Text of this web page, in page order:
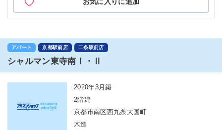
お気に入りに追加
アパート 京都駅前店 二条駅前店
シャルマン東寺南Ⅰ・Ⅱ
2020年3月築
2階建
京都市南区西九条大国町
木造